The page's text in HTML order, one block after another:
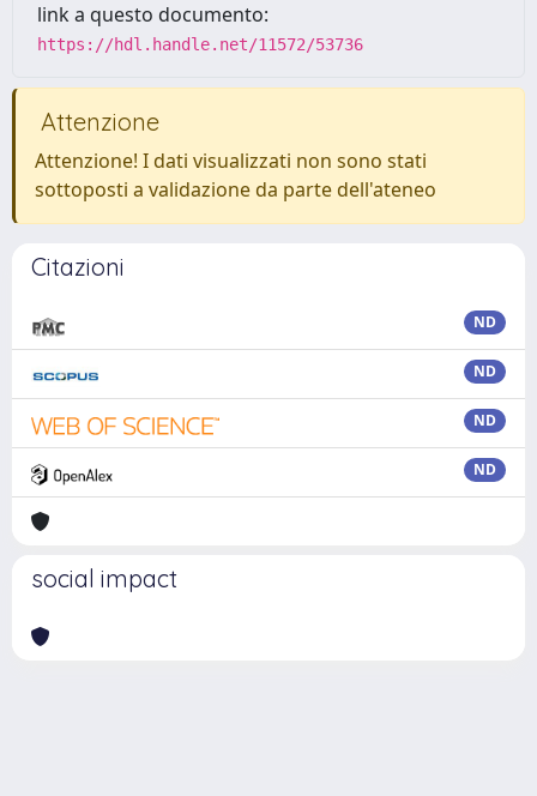
link a questo documento:
https://hdl.handle.net/11572/53736
Attenzione
Attenzione! I dati visualizzati non sono stati
sottoposti a validazione da parte dell'ateneo
Citazioni
ND
ND
ND
ND
social impact